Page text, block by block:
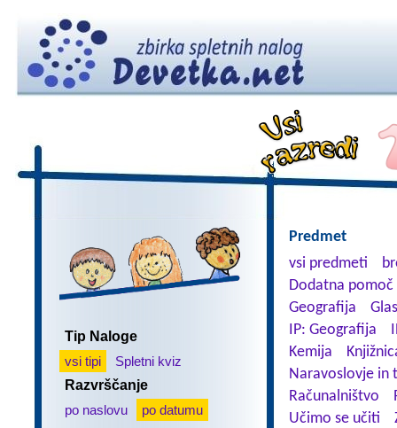
Tip Naloge
vsi tipi
Spletni kviz
Razvrščanje
po naslovu
po datumu
Predmet
vsi predmeti
Dodatna
Geografija
IP: Geografija
Kemija
Naravoslovje in
Računalništvo
Učimo se učiti